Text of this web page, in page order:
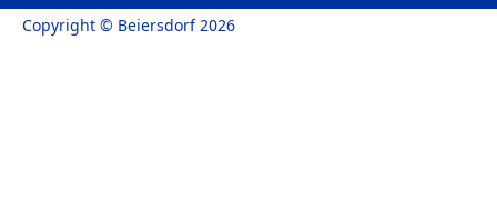
Copyright © Beiersdorf 2026